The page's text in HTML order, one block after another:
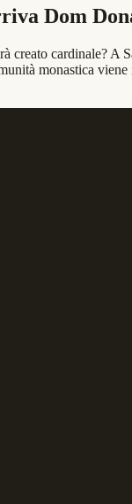
Dom
creato cardinale? A
monastica